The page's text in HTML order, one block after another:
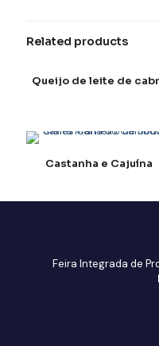
Related products
Queijo de leite de
Castanha e Cajuína
Feira Integrada de